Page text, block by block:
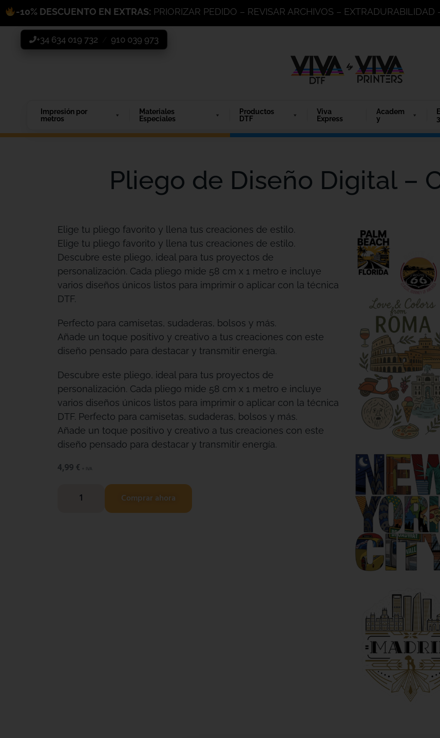
-10% DESCUENTO EN EXTRAS: PRIORIZAR PEDIDO – REVISAR ARCHIVOS –
+34 634 019 732 910 039 973
Impresión por
metros
Materiales
Especiales
Productos
DTF
Viva
Express
Academ
y
Pliego de Diseño Digital –
Elige tu pliego favorito y llena tus creaciones de estilo.
Elige tu pliego favorito y llena tus creaciones de estilo.
Descubre este pliego, ideal para tus proyectos de
personalización. Cada pliego mide 58 cm x 1 metro e incluye
varios diseños únicos listos para imprimir o aplicar con la técnica
DTF.
Perfecto para camisetas, sudaderas, bolsos y más.
Añade un toque positivo y creativo a tus creaciones con este
diseño pensado para destacar y transmitir energía.
Descubre este pliego, ideal para tus proyectos de
personalización. Cada pliego mide 58 cm x 1 metro e incluye
varios diseños únicos listos para imprimir o aplicar con la técnica
DTF. Perfecto para camisetas, sudaderas, bolsos y más.
Añade un toque positivo y creativo a tus creaciones con este
diseño pensado para destacar y transmitir energía.
4,99 € + IVA
Comprar ahora